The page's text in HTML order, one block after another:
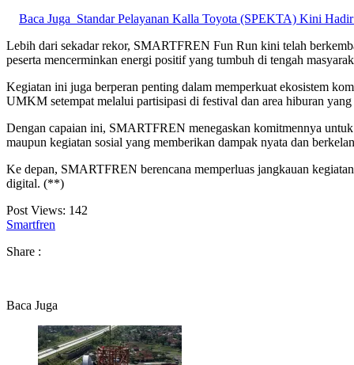
Baca Juga Standar Pelayanan Kalla Toyota (SPEKTA) Kini
Lebih dari sekadar rekor, SMARTFREN Fun Run kini telah
peserta mencerminkan energi positif yang tumbuh di tengah
Kegiatan ini juga berperan penting dalam memperkuat ekosistem
UMKM setempat melalui partisipasi di festival dan area hiburan
Dengan capaian ini, SMARTFREN menegaskan komitmennya
maupun kegiatan sosial yang memberikan dampak nyata dan
Ke depan, SMARTFREN berencana memperluas jangkauan
digital. (**)
Post Views: 142
Smartfren
Share :
Baca Juga